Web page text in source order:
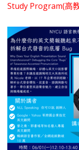
Study Program(高